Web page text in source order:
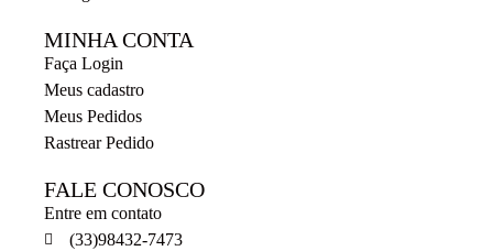
MINHA CONTA
Faça Login
Meus cadastro
Meus Pedidos
Rastrear Pedido
FALE CONOSCO
Entre em contato
(33)98432-7473